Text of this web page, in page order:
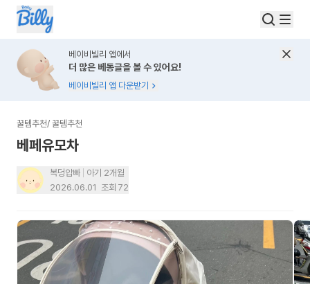
베이비빌리 앱에서
더 많은 베동글을 볼 수 있어요!
베이비빌리 앱 다운받기
꿀템추천/ 꿀템추천
베페유모차
복덩압빠
아기 2개월
2026.06.01 조회 72